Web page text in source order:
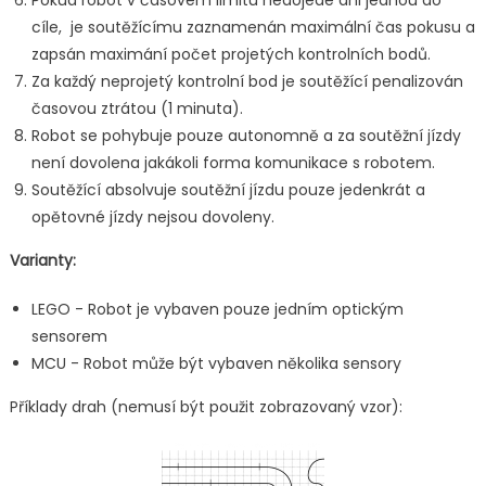
cíle, je soutěžícímu zaznamenán maximální čas pokusu a
zapsán maximání počet projetých kontrolních bodů.
Za každý neprojetý kontrolní bod je soutěžící penalizován
časovou ztrátou (1 minuta).
Robot se pohybuje pouze autonomně a za soutěžní jízdy
není dovolena jakákoli forma komunikace s robotem.
Soutěžící absolvuje soutěžní jízdu pouze jedenkrát a
opětovné jízdy nejsou dovoleny.
Varianty:
LEGO - Robot je vybaven pouze jedním optickým
sensorem
MCU - Robot může být vybaven několika sensory
Příklady drah (nemusí být použit zobrazovaný vzor):